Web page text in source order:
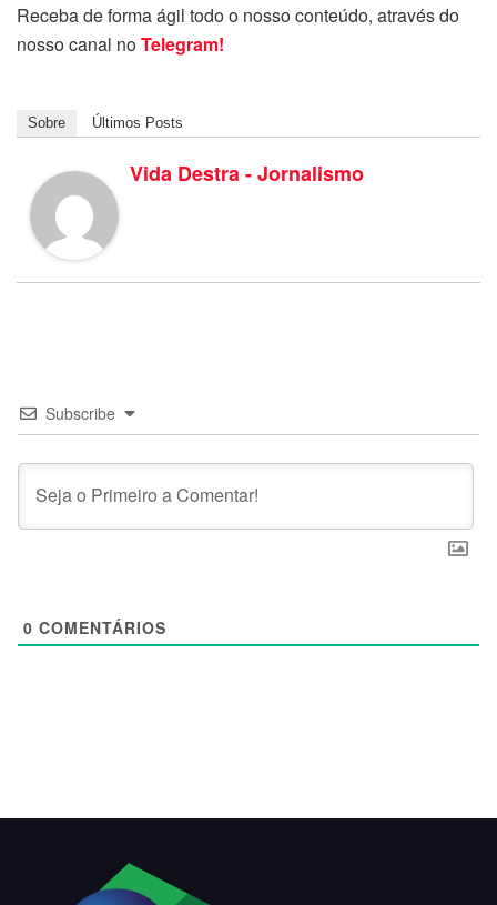
Receba de forma ágil todo o nosso conteúdo, através do
nosso canal noTelegram!
Sobre Últimos Posts
Vida Destra - Jornalismo
Subscribe
0 COMENTÁRIOS